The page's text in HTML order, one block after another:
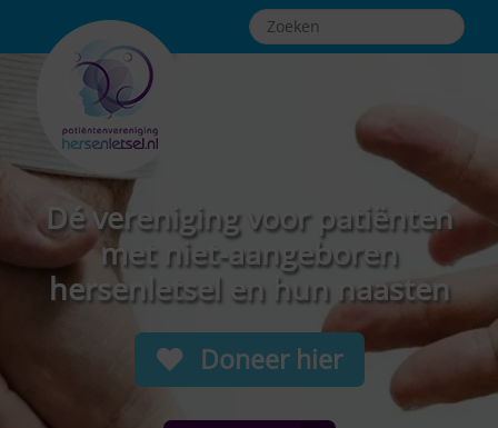
Dé vereniging voor patiënten
met niet-aangeboren
hersenletsel en hun naasten
Doneer hier